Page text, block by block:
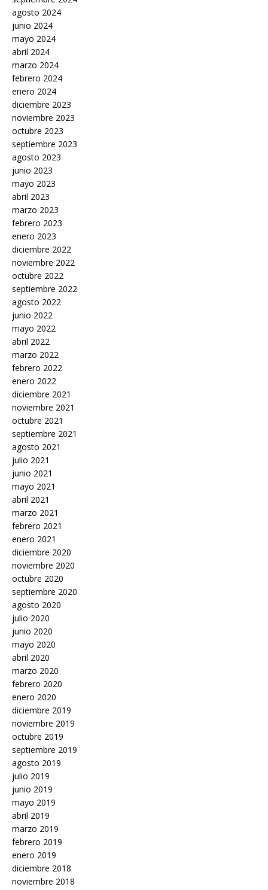
agosto 2024
junio 2024
mayo 2024
abril 2024
marzo 2024
febrero 2024
enero 2024
diciembre 2023
noviembre 2023
octubre 2023
septiembre 2023
agosto 2023
junio 2023
mayo 2023
abril 2023
marzo 2023
febrero 2023
enero 2023
diciembre 2022
noviembre 2022
octubre 2022
septiembre 2022
agosto 2022
junio 2022
mayo 2022
abril 2022
marzo 2022
febrero 2022
enero 2022
diciembre 2021
noviembre 2021
octubre 2021
septiembre 2021
agosto 2021
julio 2021
junio 2021
mayo 2021
abril 2021
marzo 2021
febrero 2021
enero 2021
diciembre 2020
noviembre 2020
octubre 2020
septiembre 2020
agosto 2020
julio 2020
junio 2020
mayo 2020
abril 2020
marzo 2020
febrero 2020
enero 2020
diciembre 2019
noviembre 2019
octubre 2019
septiembre 2019
agosto 2019
julio 2019
junio 2019
mayo 2019
abril 2019
marzo 2019
febrero 2019
enero 2019
diciembre 2018
noviembre 2018